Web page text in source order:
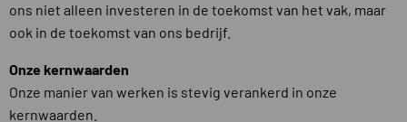
ons niet alleen investeren in de toekomst van het vak, maar
ook in de toekomst van ons bedrijf.
​​Onze kernwaarden
Onze manier van werken is stevig verankerd in onze
kernwaarden.